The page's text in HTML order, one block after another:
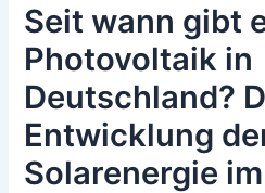
Seit wann gibt
Photovoltaik in
Deutschland?
Entwicklung
Solarenergie